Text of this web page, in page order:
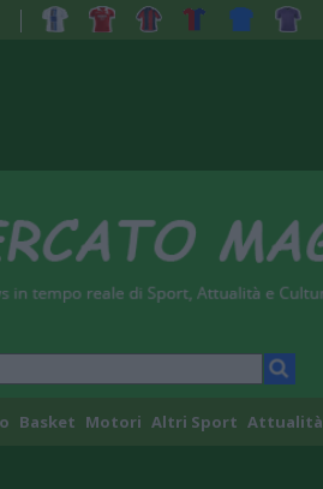
Basket Motori Altri Sport Attualità